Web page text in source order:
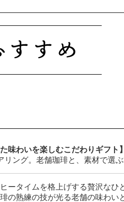
た味わいを楽しむこだわりギフト】
リング。老舗珈琲と、素材で選
ータイムを格上げする贅沢なひ
の熟練の技が光る老舗の味わい